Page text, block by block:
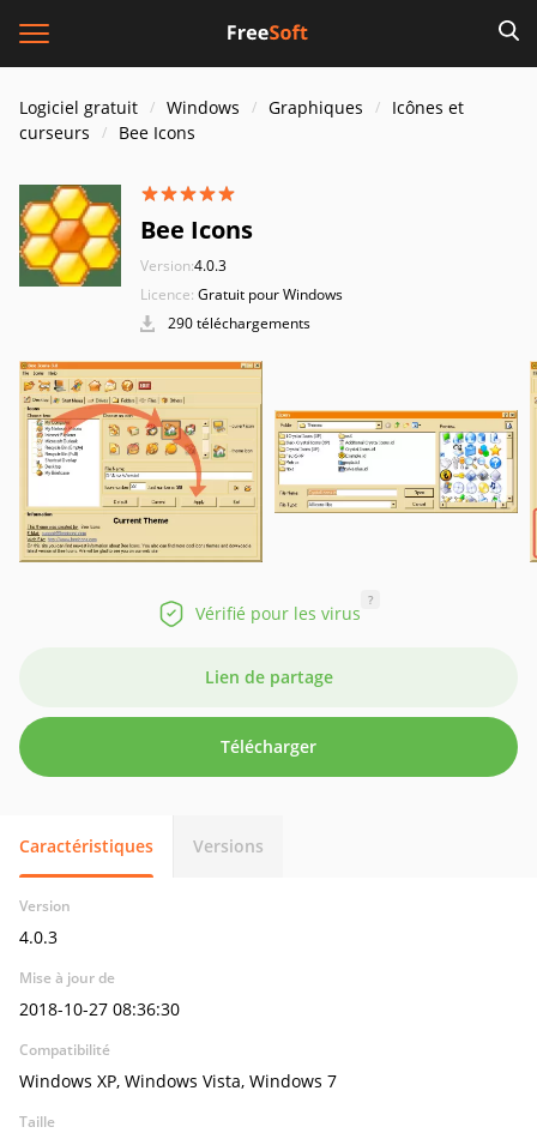
Logiciel gratuit Windows Graphiques
Icônes et
curseurs
Bee Icons
Bee Icons
Version:4.0.3
Licence: Gratuit pour Windows
290 téléchargements
Vérifié pour les virus
?
Lien de partage
Télécharger
Caractéristiques Versions
Version
4.0.3
Mise à jour de
2018-10-27 08:36:30
Compatibilité
Windows XP, Windows Vista, Windows 7
Taille